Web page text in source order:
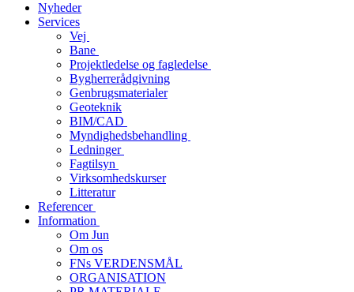
Nyheder
Services
Vej
Bane
Projektledelse og fagledelse
Bygherrerådgivning
Genbrugsmaterialer
Geoteknik
BIM/CAD
Myndighedsbehandling
Ledninger
Fagtilsyn
Virksomhedskurser
Litteratur
Referencer
Information
Om Jun
Om os
FNs VERDENSMÅL
ORGANISATION